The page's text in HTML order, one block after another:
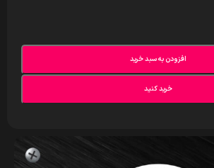
افزودن به سبد خرید
خرید کنید